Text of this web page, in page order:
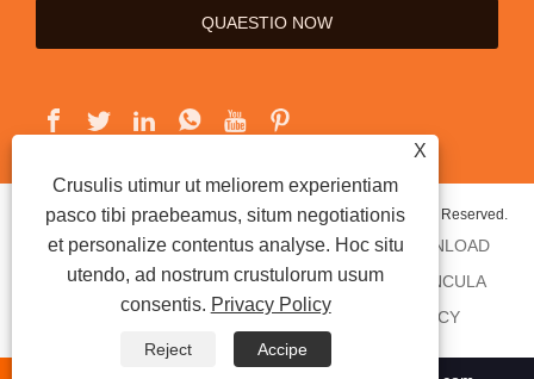
Copyright © 2024 Ningbo Yineng Hydraulics Co., Ltd. All Rights Reserved.
HOME DE US PRODUCTS NEWS
DOWNLOAD
MITTE INQUISITIONEM
CONTACT US
VINCULA
SITEMAP
RSS XML PRIVACY POLICY
X
Crusulis utimur ut meliorem experientiam
pasco tibi praebeamus, situm negotiationis
et personalize contentus analyse. Hoc situ
utendo, ad nostrum crustulorum usum
consentis. Privacy Policy
Reject
Accipe